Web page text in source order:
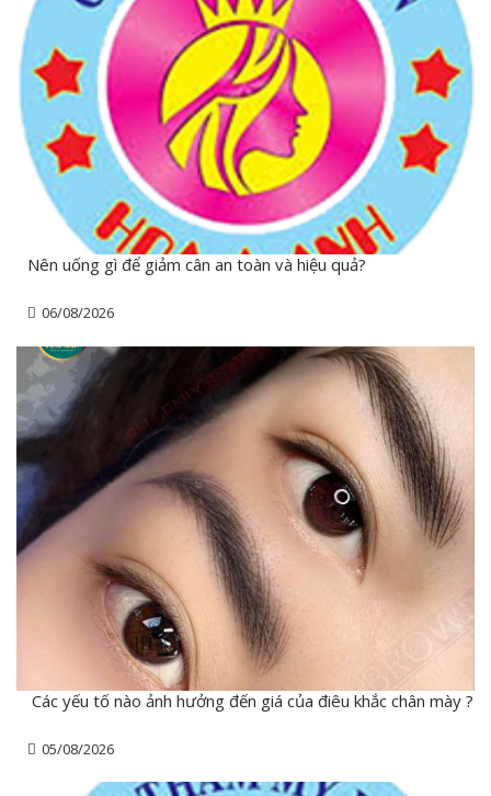
Nên uống gì để giảm cân an toàn và hiệu quả?
06/08/2026
Các yếu tố nào ảnh hưởng đến giá của điêu khắc chân mày ?
05/08/2026